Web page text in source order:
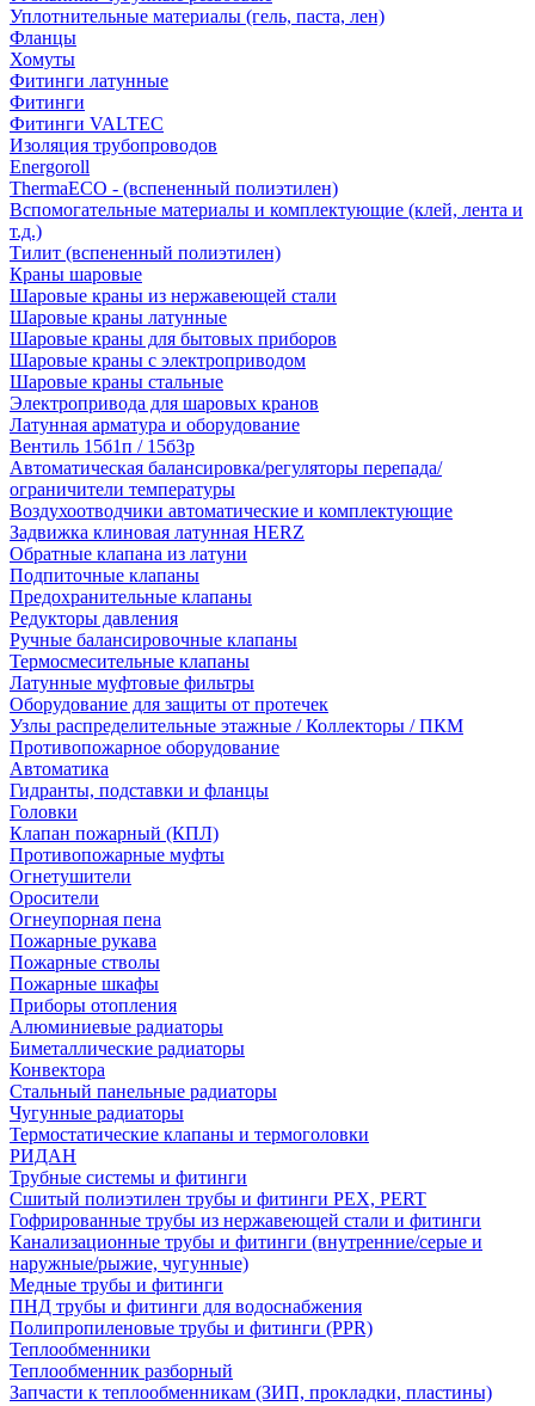
Уплотнительные материалы (гель, паста, лен)
Фланцы
Хомуты
Фитинги латунные
Фитинги
Фитинги VALTEC
Изоляция трубопроводов
Energoroll
ThermaECO - (вспененный полиэтилен)
Вспомогательные материалы и комплектующие (клей, лента и
т.д.)
Тилит (вспененный полиэтилен)
Краны шаровые
Шаровые краны из нержавеющей стали
Шаровые краны латунные
Шаровые краны для бытовых приборов
Шаровые краны с электроприводом
Шаровые краны стальные
Электропривода для шаровых кранов
Латунная арматура и оборудование
Вентиль 15б1п / 15б3р
Автоматическая балансировка/регуляторы перепада/
ограничители температуры
Воздухоотводчики автоматические и комплектующие
Задвижка клиновая латунная HERZ
Обратные клапана из латуни
Подпиточные клапаны
Предохранительные клапаны
Редукторы давления
Ручные балансировочные клапаны
Термосмесительные клапаны
Латунные муфтовые фильтры
Оборудование для защиты от протечек
Узлы распределительные этажные / Коллекторы / ПКМ
Противопожарное оборудование
Автоматика
Гидранты, подставки и фланцы
Головки
Клапан пожарный (КПЛ)
Противопожарные муфты
Огнетушители
Оросители
Огнеупорная пена
Пожарные рукава
Пожарные стволы
Пожарные шкафы
Приборы отопления
Алюминиевые радиаторы
Биметаллические радиаторы
Конвектора
Стальный панельные радиаторы
Чугунные радиаторы
Термостатические клапаны и термоголовки
РИДАН
Трубные системы и фитинги
Сшитый полиэтилен трубы и фитинги PEX, PERT
Гофрированные трубы из нержавеющей стали и фитинги
Канализационные трубы и фитинги (внутренние/серые и
наружные/рыжие, чугунные)
Медные трубы и фитинги
ПНД трубы и фитинги для водоснабжения
Полипропиленовые трубы и фитинги (PPR)
Теплообменники
Теплообменник разборный
Запчасти к теплообменникам (ЗИП, прокладки, пластины)